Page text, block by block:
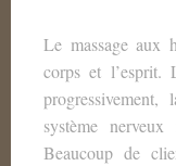
Le massage aux
corps et l’esprit.
système
Beaucoup de